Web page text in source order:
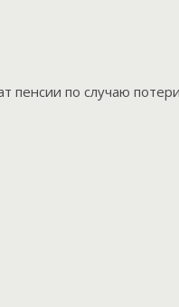
по случаю